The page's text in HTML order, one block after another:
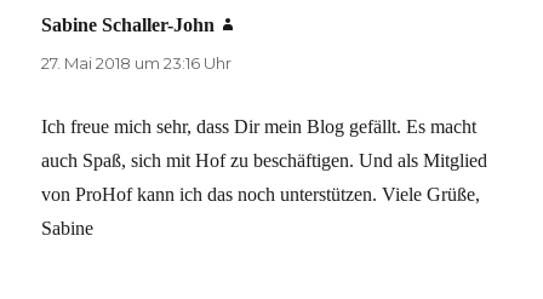
Sabine Schaller-John
27. Mai 2018 um 23:16 Uhr
Ich freue mich sehr, dass Dir mein Blog gefällt. Es macht
auch Spaß, sich mit Hof zu beschäftigen. Und als Mitglied
von ProHof kann ich das noch unterstützen. Viele Grüße,
Sabine